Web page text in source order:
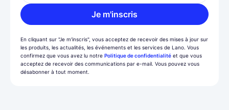
Je m'inscris
En cliquant sur "Je m'inscris", vous acceptez de recevoir des mises à jour sur
les produits, les actualités, les événements et les services de Lano. Vous
confirmez que vous avez lu notre Politique de confidentialité et que vous
acceptez de recevoir des communications par e-mail. Vous pouvez vous
désabonner à tout moment.